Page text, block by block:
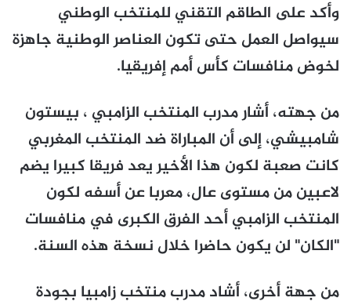
وأكد على الطاقم التقني للمنتخب الوطني
سيواصل العمل حتى تكون العناصر الوطنية جاهزة
لخوض منافسات كأس أمم إفريقيا.
من جهته، أشار مدرب المنتخب الزامبي ، بيستون
شامبيشي، إلى أن المباراة ضد المنتخب المغربي
كانت صعبة لكون هذا الأخير يعد فريقا كبيرا يضم
لاعبين من مستوى عال، معربا عن أسفه لكون
المنتخب الزامبي أحد الفرق الكبرى في منافسات
"الكان" لن يكون حاضرا خلال نسخة هذه السنة.
من جهة أخرى، أشاد مدرب منتخب زامبيا بجودة